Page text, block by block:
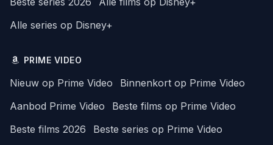
Alle series op Disney+
PRIME VIDEO
Nieuw op Prime Video
Binnenkort op Prime Video
Aanbod Prime Video
Beste films op Prime Video
Beste films 2026
Beste series op Prime Video